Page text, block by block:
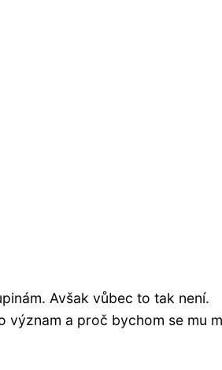
Avšak vůbec to tak není.
význam a proč bychom se mu